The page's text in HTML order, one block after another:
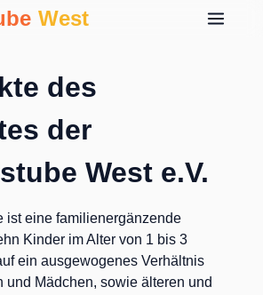
West
des
der
West e.V.
ist eine familienergänzende
Kinder im Alter von 1 bis 3
ein ausgewogenes Verhältnis
und Mädchen, sowie älteren und